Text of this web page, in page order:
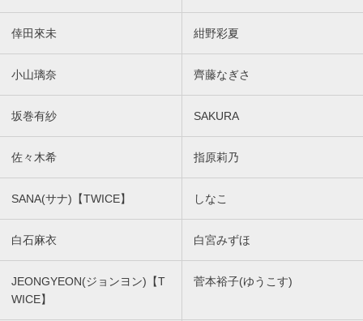
倖田來未 紺野彩夏
小山璃奈 齊藤なぎさ
坂巻有紗 SAKURA
佐々木希 指原莉乃
SANA(サナ)【TWICE】 しなこ
白石麻衣 白宮みずほ
JEONGYEON(ジョンヨン)【T
WICE】
菅本裕子(ゆうこす)